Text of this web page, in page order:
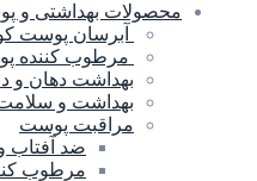
محصولات بهداشتی و
آبرسان پوست
مرطوب کننده
بهداشت دهان و
بهداشت و
مراقبت پوست
ضد آفتاب
مرطوب